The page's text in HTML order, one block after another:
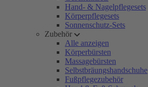
Hand- & Nagelpflegesets
Körperpflegesets
Sonnenschutz-Sets
Zubehör
Alle anzeigen
Körperbürsten
Massagebürsten
Selbstbräungshandschuhe
Fußpflegezubehör